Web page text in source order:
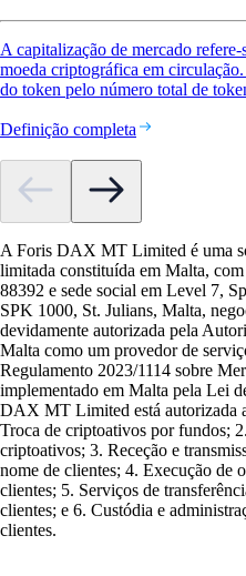
A capitalização de mercado
moeda criptográfica em
do token pelo número total de
Definição completa
A Foris DAX MT Limited é uma
limitada constituída em Malta,
88392 e sede social em Level 7,
SPK 1000, St. Julians, Malta,
devidamente autorizada pela
Malta como um provedor de
Regulamento 2023/1114 sobre
implementado em Malta pela Lei
DAX MT Limited está autorizada
Troca de criptoativos por fundos;
criptoativos; 3. Receção e
nome de clientes; 4. Execução de
clientes; 5. Serviços de
clientes; e 6. Custódia e
clientes.